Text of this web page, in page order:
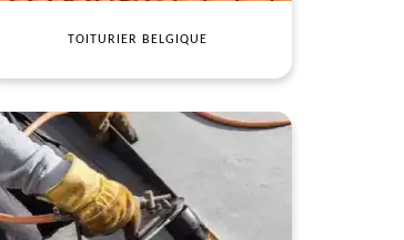
TOITURIER BELGIQUE